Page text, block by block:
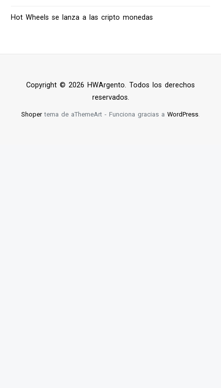
Hot Wheels se lanza a las cripto monedas
Copyright © 2026 HWArgento. Todos los derechos
reservados.
Shopertema de aThemeArt - Funciona gracias a WordPress